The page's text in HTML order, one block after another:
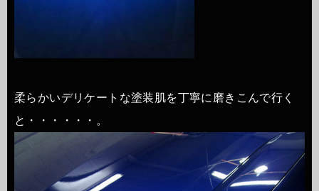
柔らかいデリケートな塗装肌を丁寧に磨きこんで行く
と・・・・・・。